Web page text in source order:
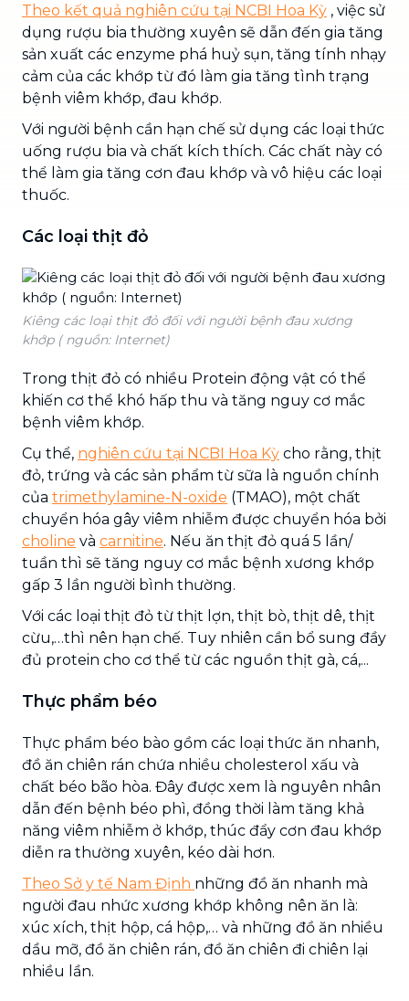
Theo kết quả nghiên cứu tại NCBI Hoa Kỳ , việc sử
dụng rượu bia thường xuyên sẽ dẫn đến gia tăng
sản xuất các enzyme phá huỷ sụn, tăng tính nhạy
cảm của các khớp từ đó làm gia tăng tình trạng
bệnh viêm khớp, đau khớp.
Với người bệnh cần hạn chế sử dụng các loại thức
uống rượu bia và chất kích thích. Các chất này có
thể làm gia tăng cơn đau khớp và vô hiệu các loại
thuốc.
Các loại thịt đỏ
Kiêng các loại thịt đỏ đối với người bệnh đau xương
khớp ( nguồn: Internet)
Trong thịt đỏ có nhiều Protein động vật có thể
khiến cơ thể khó hấp thu và tăng nguy cơ mắc
bệnh viêm khớp.
Cụ thể, nghiên cứu tại NCBI Hoa Kỳ cho rằng, thịt
đỏ, trứng và các sản phẩm từ sữa là nguồn chính
của trimethylamine-N-oxide (TMAO), một chất
chuyển hóa gây viêm nhiễm được chuyển hóa bởi
choline và carnitine. Nếu ăn thịt đỏ quá 5 lần/
tuần thì sẽ tăng nguy cơ mắc bệnh xương khớp
gấp 3 lần người bình thường.
Với các loại thịt đỏ từ thịt lợn, thịt bò, thịt dê, thịt
cừu,…thì nên hạn chế. Tuy nhiên cần bổ sung đầy
đủ protein cho cơ thể từ các nguồn thịt gà, cá,...
Thực phẩm béo
Thực phẩm béo bào gồm các loại thức ăn nhanh,
đồ ăn chiên rán chứa nhiều cholesterol xấu và
chất béo bão hòa. Đây được xem là nguyên nhân
dẫn đến bệnh béo phì, đồng thời làm tăng khả
năng viêm nhiễm ở khớp, thúc đẩy cơn đau khớp
diễn ra thường xuyên, kéo dài hơn.
Theo Sở y tế Nam Định những đồ ăn nhanh mà
người đau nhức xương khớp không nên ăn là:
xúc xích, thịt hộp, cá hộp,… và những đồ ăn nhiều
dầu mỡ, đồ ăn chiên rán, đồ ăn chiên đi chiên lại
nhiều lần.